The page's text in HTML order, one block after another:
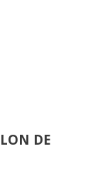
DE